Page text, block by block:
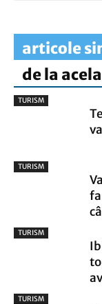
articole
de la
TURISM
TURISM
TURISM
TURISM